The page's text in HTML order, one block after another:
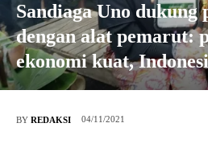
Sandiaga Uno dukung
dengan alat pemarut:
ekonomi kuat,
BY REDAKSI 04/11/2021